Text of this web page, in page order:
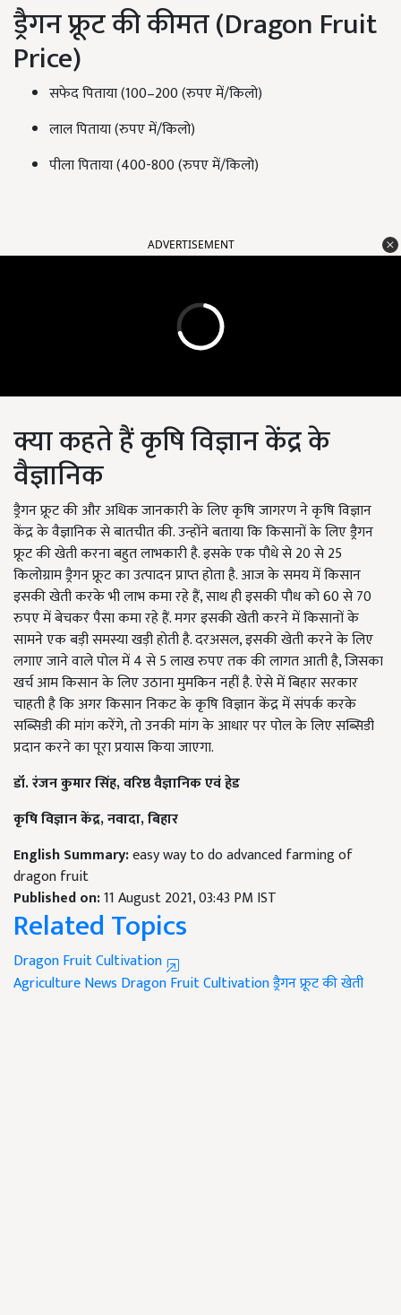
ड्रैगन फ्रूट की कीमत (Dragon Fruit
Price)
सफेद पिताया (100–200 (रुपए में/किलो)
लाल पिताया (रुपए में/किलो)
पीला पिताया (400-800 (रुपए में/किलो)
ADVERTISEMENT
क्या कहते हैं कृषि विज्ञान केंद्र के
वैज्ञानिक
ड्रैगन फ्रूट की और अधिक जानकारी के लिए कृषि जागरण ने कृषि विज्ञान
केंद्र के वैज्ञानिक से बातचीत की. उन्होंने बताया कि किसानों के लिए ड्रैगन
फ्रूट की खेती करना बहुत लाभकारी है. इसके एक पौधे से 20 से 25
किलोग्राम ड्रैगन फ्रूट का उत्पादन प्राप्त होता है. आज के समय में किसान
इसकी खेती करके भी लाभ कमा रहे हैं, साथ ही इसकी पौध को 60 से 70
रुपए में बेचकर पैसा कमा रहे हैं. मगर इसकी खेती करने में किसानों के
सामने एक बड़ी समस्या खड़ी होती है. दरअसल, इसकी खेती करने के लिए
लगाए जाने वाले पोल में 4 से 5 लाख रुपए तक की लागत आती है, जिसका
खर्च आम किसान के लिए उठाना मुमकिन नहीं है. ऐसे में बिहार सरकार
चाहती है कि अगर किसान निकट के कृषि विज्ञान केंद्र में संपर्क करके
सब्सिडी की मांग करेंगे, तो उनकी मांग के आधार पर पोल के लिए सब्सिडी
प्रदान करने का पूरा प्रयास किया जाएगा.
डॉ. रंजन कुमार सिंह, वरिष्ठ वैज्ञानिक एवं हेड
कृषि विज्ञान केंद्र, नवादा, बिहार
English Summary:easy way to do advanced farming of
dragon fruit
Published on:11 August 2021, 03:43 PM IST
Related Topics
Dragon Fruit Cultivation
Agriculture News Dragon Fruit Cultivationड्रैगन फ्रूट की खेती